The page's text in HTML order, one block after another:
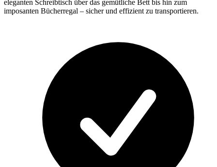
eleganten Schreibtisch über das gemütliche Bett bis hin zum
imposanten Bücherregal – sicher und effizient zu transportieren.